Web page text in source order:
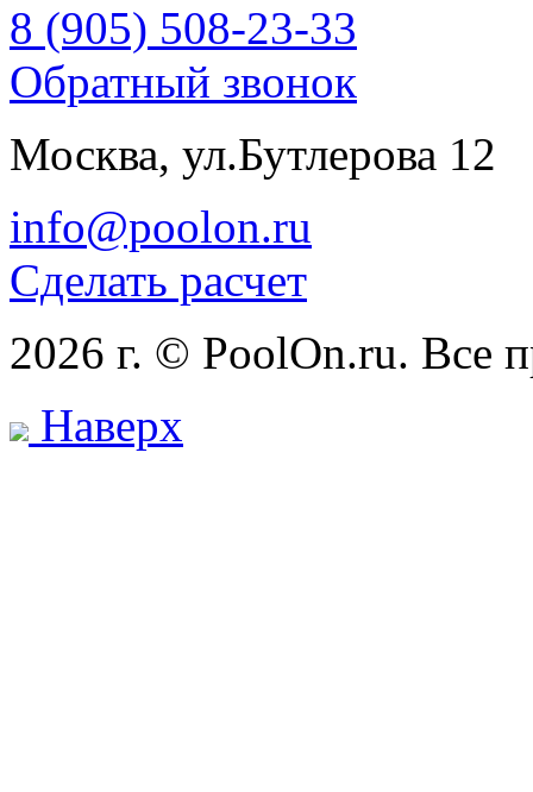
8 (905) 508-23-33
Обратный звонок
Москва, ул.Бутлерова 12
info@poolon.ru
Сделать расчет
2026 г. © PoolOn.ru. Все
Наверх